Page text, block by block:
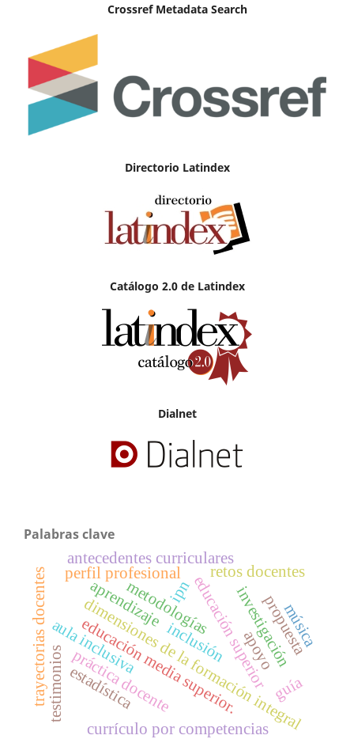
Crossref Metadata Search
Directorio Latindex
Catálogo 2.0 de Latindex
Dialnet
Palabras clave
dimensiones de la formación integral
educación superior
educación media superior.
aula inclusiva inclusión
guía
apoyo
trayectorias docentestestimoniospráctica docente
investigación
retos docentes
antecedentes curriculares
perfil profesional
estadística
metodologías propuesta
currículo por competencias
música
aprendizaje ipn